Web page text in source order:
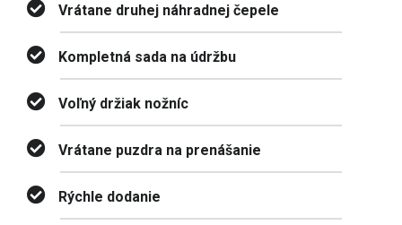
Vrátane druhej náhradnej čepele
Kompletná sada na údržbu
Voľný držiak nožníc
Vrátane puzdra na prenášanie
Rýchle dodanie